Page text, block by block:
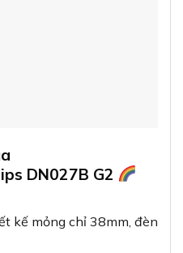
DN027B G2
kế mỏng chỉ 38mm, đèn